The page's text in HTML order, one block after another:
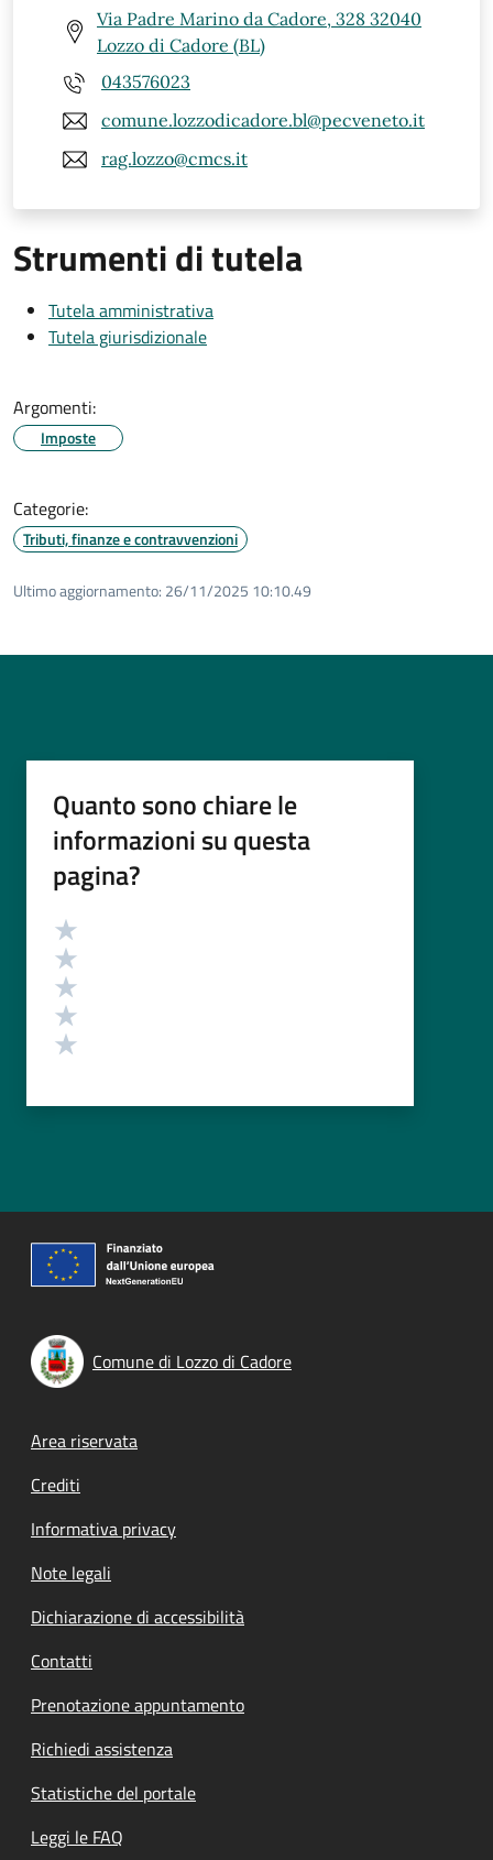
Via Padre Marino da Cadore, 328 32040
Lozzo di Cadore (BL)
043576023
comune.lozzodicadore.bl@pecveneto.it
rag.lozzo@cmcs.it
Strumenti di tutela
Tutela amministrativa
Tutela giurisdizionale
Argomenti:
Imposte
Categorie:
Tributi, finanze e contravvenzioni
Ultimo aggiornamento: 26/11/2025 10:10.49
Quanto sono chiare le
informazioni su questa
pagina?
Valutazione
Comune di Lozzo di Cadore
Footer menu
Area riservata
Crediti
Informativa privacy
Note legali
Dichiarazione di accessibilità
Contatti
Prenotazione appuntamento
Richiedi assistenza
Statistiche del portale
Leggi le FAQ